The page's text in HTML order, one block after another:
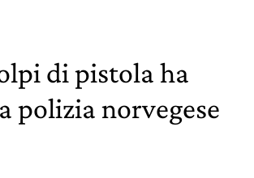
di pistola ha
polizia norvegese